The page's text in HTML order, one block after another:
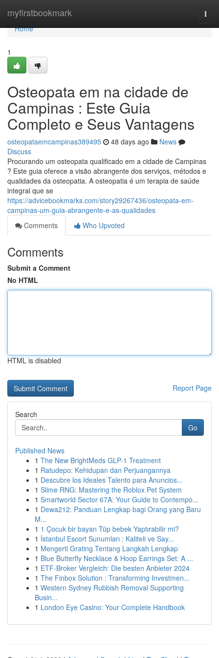
myfirstbookmark
Home
Home
1
Osteopata em na cidade de
Campinas : Este Guia
Completo e Seus Vantagens
osteopataemcampinas389495 48 days ago
News
Discuss
Procurando um osteopata qualificado em a cidade de Campinas
? Este guia oferece a visão abrangente dos serviços, métodos e
qualidades da osteopatia. A osteopatia é um terapia de saúde
integral que se
https://advicebookmarks.com/story29267436/osteopata-em-
campinas-um-guia-abrangente-e-as-qualidades
Comments
Who Upvoted
Comments
Submit a Comment
No HTML
HTML is disabled
Report Page
Search
Go
Published News
1 The New BrightMeds GLP-1 Treatment
1 Ratudepo: Kehidupan dan Perjuangannya
1 Descubre los Ideales Talento para Anuncios...
1 Slime RNG: Mastering the Roblox Pet System
1 Smartworld Sector 67A: Your Guide to Contempo...
1 Dewa212: Panduan Lengkap bagi Orang yang Baru
M...
1 1 Çocuk bir bayan Tüp bebek Yaptırabilir mi?
1 İstanbul Escort Sunumları : Kaliteli ve Say...
1 Mengerti Grating Tentang Langkah Lengkap
1 Blue Butterfly Necklace & Hoop Earrings Set: A ...
1 ETF-Broker Vergleich: Die besten Anbieter 2024
1 The Finbox Solution : Transforming Investmen...
1 Western Sydney Rubbish Removal Supporting
Busin...
1 London Eye Casino: Your Complete Handbook